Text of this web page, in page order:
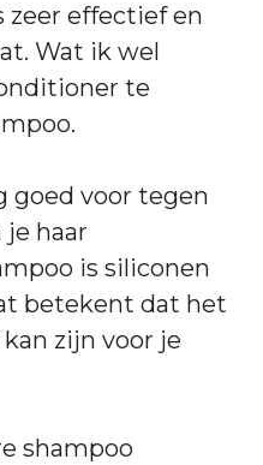
zeer effectief en
Wat ik wel
te
goed voor tegen
haar
is siliconen
betekent dat het
zijn voor je
shampoo